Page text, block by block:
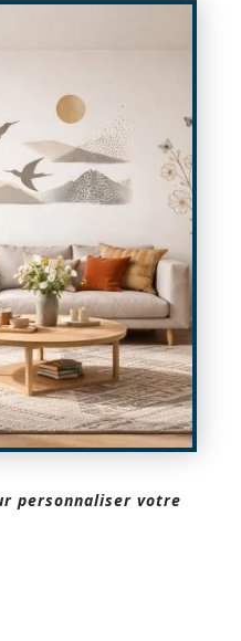
personnaliser votre